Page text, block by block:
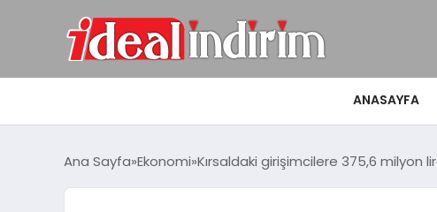
ANASAYFA
Ana Sayfa Ekonomi Kırsaldaki girişimcilere 375,6 milyon